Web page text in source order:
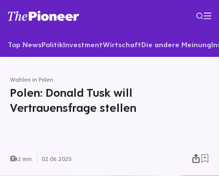
Top NewsPolitikInvestmentWirtschaftDie andere Meinung
Wahlen in Polen
Polen: Donald Tusk will
Vertrauensfrage stellen
2 min. 02.06.2025